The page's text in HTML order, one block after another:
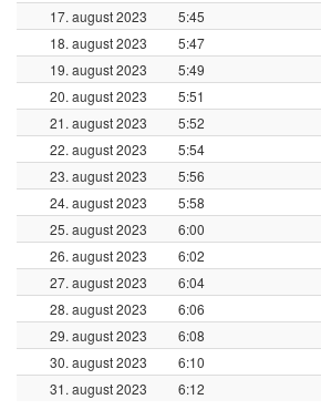
17. august 2023
5:45
18. august 2023
5:47
19. august 2023
5:49
20. august 2023
5:51
21. august 2023
5:52
22. august 2023
5:54
23. august 2023
5:56
24. august 2023
5:58
25. august 2023
6:00
26. august 2023
6:02
27. august 2023
6:04
28. august 2023
6:06
29. august 2023
6:08
30. august 2023
6:10
31. august 2023
6:12